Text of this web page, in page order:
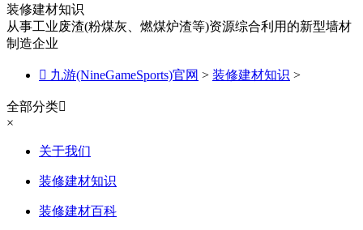
装修建材知识
从事工业废渣(粉煤灰、燃煤炉渣等)资源综合利用的新型墙材
制造企业
 九游(NineGameSports)官网 > 装修建材知识 >
全部分类
×
关于我们
装修建材知识
装修建材百科